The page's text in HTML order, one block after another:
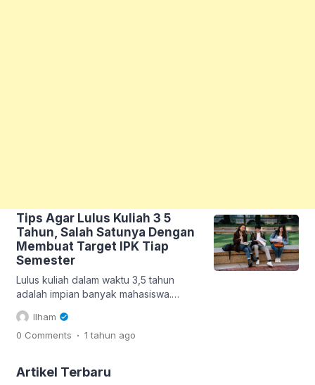
Tips Agar Lulus Kuliah 3 5
Tahun, Salah Satunya Dengan
Membuat Target IPK Tiap
Semester
Lulus kuliah dalam waktu 3,5 tahun
adalah impian banyak mahasiswa.
Dengan menyelesaikan studi lebih
cepat, maka bisa menghemat biaya
kuliah serta segera memasuki dunia
dibutuhkan strategi yang tepat. Oleh
karena itu penting untuk memahami tips
Ilham
0 Comments . 1 tahun ago
Artikel Terbaru